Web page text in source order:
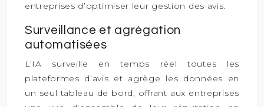
entreprises d’optimiser leur gestion des avis.
Surveillance et agrégation
automatisées
L’IA surveille en temps réel toutes les
plateformes d’avis et agrège les données en
un seul tableau de bord, offrant aux entreprises